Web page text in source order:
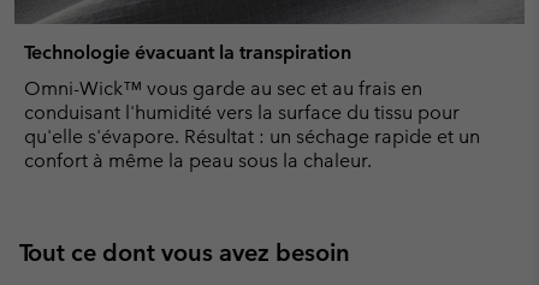
Technologie évacuant la transpiration
Omni-Wick™ vous garde au sec et au frais en
conduisant l'humidité vers la surface du tissu pour
qu'elle s'évapore. Résultat : un séchage rapide et un
confort à même la peau sous la chaleur.
Tout ce dont vous avez besoin